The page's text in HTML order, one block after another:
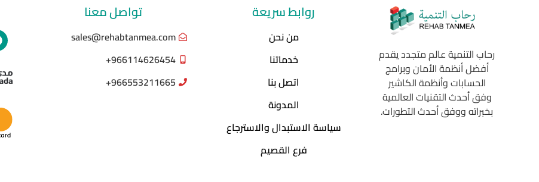
رحاب التنمية عالم متجدد يقدم
أفضل أنظمة الأمان وبرامج
الحسابات وأنظمة الكاشير
وفق أحدث التقنيات العالمية
بخبراته ووفق أحدث التطورات.
روابط سريعة
من نحن
خدماتنا
اتصل بنا
المدونة
سياسة الاستبدال والاسترجاع
فرع القصيم
تواصل معنا
sales@rehabtanmea.com
966114626454+
966553211665+